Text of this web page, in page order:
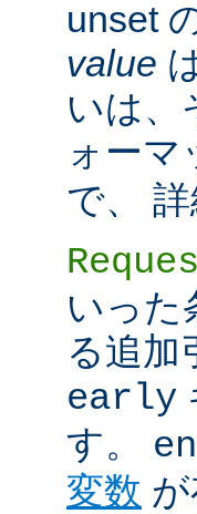
unset
value
いは、
ォーマ
で、
いった
る追加
early
す。
変数